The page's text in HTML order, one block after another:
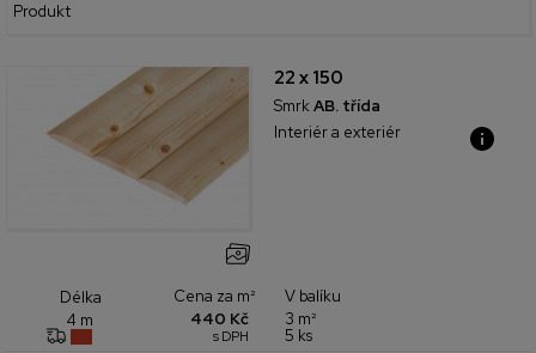
Produkt
22 x 150
SmrkAB. třída
Interiér a exteriér
Délka
4 m
Cena za m²
440 Kč
s DPH
V balíku
3 m²
5 ks